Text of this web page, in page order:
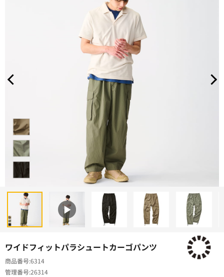
ワイドフィットパラシュートカーゴパンツ
商品番号6314
管理番号26314